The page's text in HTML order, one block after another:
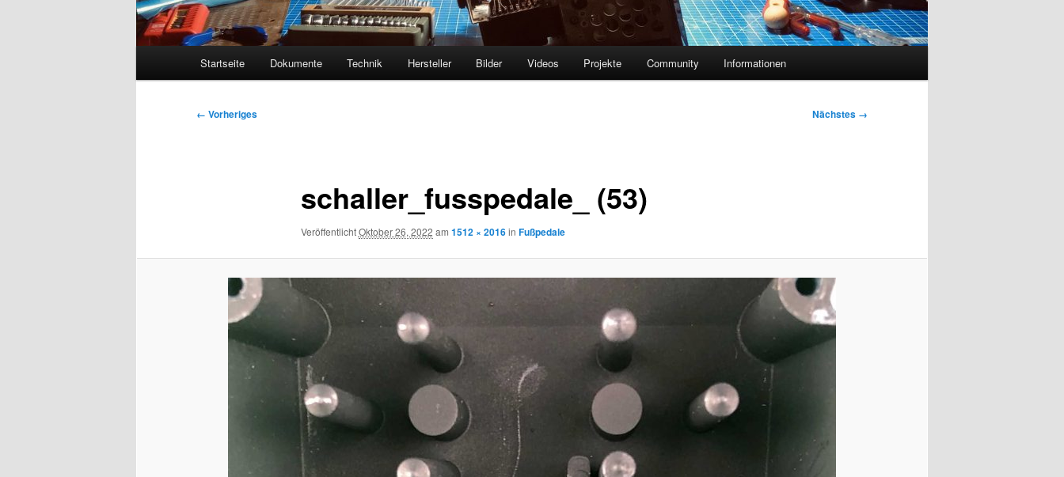
Startseite Dokumente Technik Hersteller Bilder Videos Projekte Community Informationen
Bilder-
← Vorheriges Nächstes →
schaller_fusspedale_ (53)
VeröffentlichtOktober 26, 2022 am 1512 × 2016in Fußpedale